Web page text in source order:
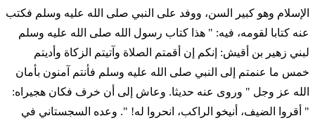
الإسلام وهو كبير السن، ووفد على النبي صلى الله عليه وسلم فكتب
عنه كتابا لقومه، فيه: " هذا كتاب رسول الله صلى الله عليه وسلم
لبني زهير بن أقيش: إنكم إن أقمتم الصلاة وآتيتم الزكاة وأديتم
خمس ما عنمتم إلى النبي صلى الله عليه وسلم فأنتم آمنون بأمان
الله عز وجل " وروى عنه حديثا. وعاش إلى أن خرف فكان هجيراه:
" أقروا الضيف، أنيخو الراكب، انحروا له! ". وعده السجستاني في